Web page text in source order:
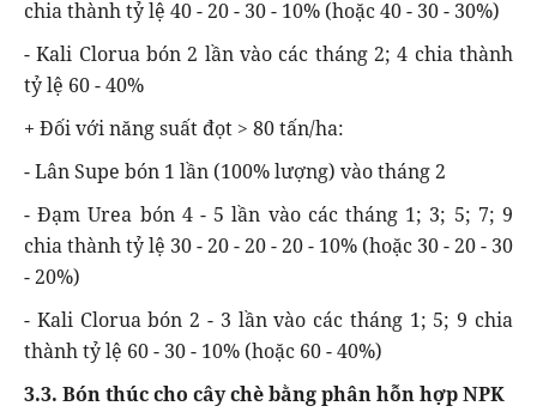
chia thành tỷ lệ 40 - 20 - 30 - 10% (hoặc 40 - 30 - 30%)
- Kali Clorua bón 2 lần vào các tháng 2; 4 chia thành
tỷ lệ 60 - 40%
+ Đối với năng suất đọt > 80 tấn/ha:
- Lân Supe bón 1 lần (100% lượng) vào tháng 2
- Đạm Urea bón 4 - 5 lần vào các tháng 1; 3; 5; 7; 9
chia thành tỷ lệ 30 - 20 - 20 - 20 - 10% (hoặc 30 - 20 - 30
- 20%)
- Kali Clorua bón 2 - 3 lần vào các tháng 1; 5; 9 chia
thành tỷ lệ 60 - 30 - 10% (hoặc 60 - 40%)
3.3. Bón thúc cho cây chè bằng phân hỗn hợp NPK